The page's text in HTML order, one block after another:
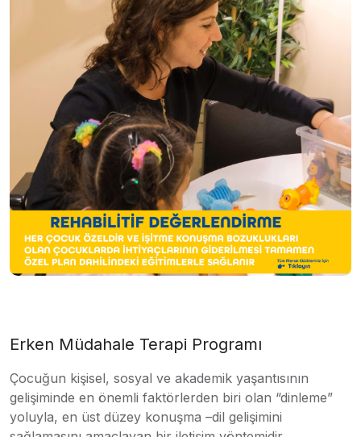
Erken Müdahale Terapi Programı
Çocuğun kişisel, sosyal ve akademik yaşantısının
gelişiminde en önemli faktörlerden biri olan “dinleme”
yoluyla, en üst düzey konuşma –dil gelişimini